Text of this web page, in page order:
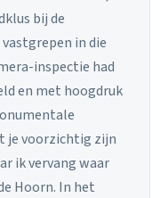
bij de
in die
inspectie had
en met hoogdruk
je voorzichtig zijn
ik vervang waar
Hoorn. In het